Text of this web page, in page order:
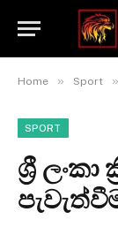
Home » Sport »
SPORT
ශ්‍රී